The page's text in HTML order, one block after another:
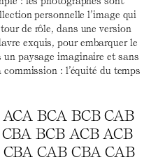
personnelle l’image qui
de rôle, dans une version
exquis, pour embarquer le
paysage imaginaire et sans
: l’équité du temps
BCA BCB CAB
BCB ACB ACB
CAB CBA CAB